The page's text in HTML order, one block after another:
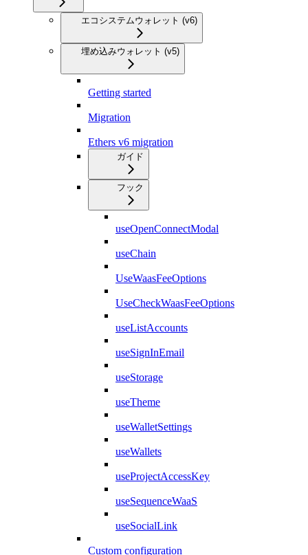
エコシステムウォレット (v6)
埋め込みウォレット (v5)
Getting started
Migration
Ethers v6 migration
ガイド
フック
useOpenConnectModal
useChain
UseWaasFeeOptions
UseCheckWaasFeeOptions
useListAccounts
useSignInEmail
useStorage
useTheme
useWalletSettings
useWallets
useProjectAccessKey
useSequenceWaaS
useSocialLink
Custom configuration